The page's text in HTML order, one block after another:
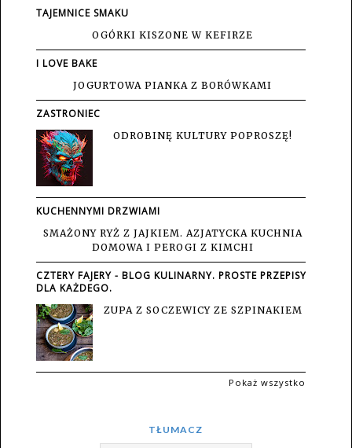
TAJEMNICE SMAKU
OGÓRKI KISZONE W KEFIRZE
I LOVE BAKE
JOGURTOWA PIANKA Z BORÓWKAMI
ZASTRONIEC
ODROBINĘ KULTURY POPROSZĘ!
KUCHENNYMI DRZWIAMI
SMAŻONY RYŻ Z JAJKIEM. AZJATYCKA KUCHNIA
DOMOWA I PEROGI Z KIMCHI
CZTERY FAJERY - BLOG KULINARNY. PROSTE PRZEPISY
DLA KAŻDEGO.
ZUPA Z SOCZEWICY ZE SZPINAKIEM
Pokaż wszystko
TŁUMACZ